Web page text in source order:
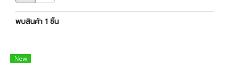
พบสินค้า 1 ชิ้น
New